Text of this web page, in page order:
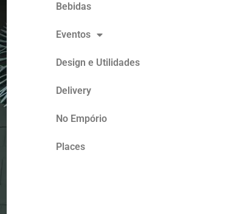
Bebidas
Eventos
Design e Utilidades
Delivery
No Empório
Places